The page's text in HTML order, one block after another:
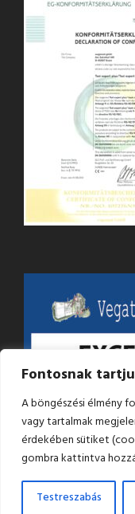
Fontosnak
A böngészési élmény
vagy tartalmak
érdekében sütiket
gombra kattintva
Testreszabás